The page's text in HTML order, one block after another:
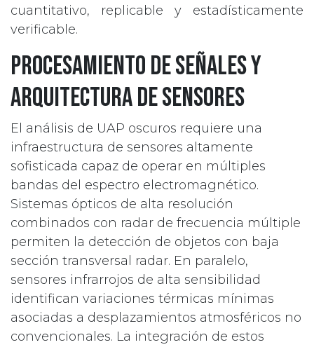
cuantitativo, replicable y estadísticamente
verificable.
Procesamiento de señales y
arquitectura de sensores
El análisis de UAP oscuros requiere una
infraestructura de sensores altamente
sofisticada capaz de operar en múltiples
bandas del espectro electromagnético.
Sistemas ópticos de alta resolución
combinados con radar de frecuencia múltiple
permiten la detección de objetos con baja
sección transversal radar. En paralelo,
sensores infrarrojos de alta sensibilidad
identifican variaciones térmicas mínimas
asociadas a desplazamientos atmosféricos no
convencionales. La integración de estos